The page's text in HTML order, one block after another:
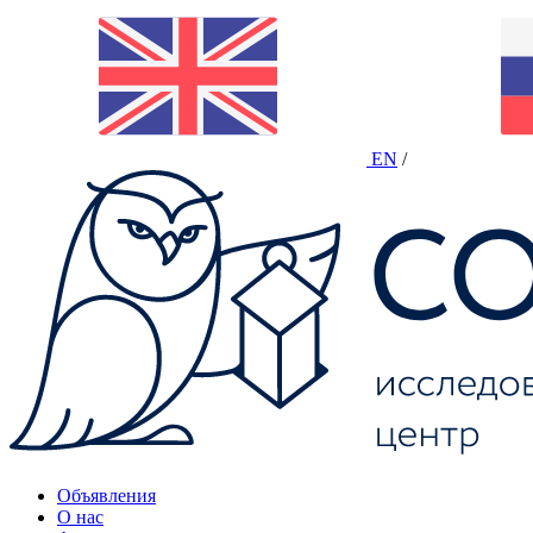
EN /
Объявления
О нас